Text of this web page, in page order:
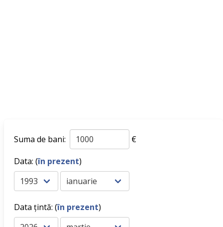
Suma de bani:
€
Data: (în prezent)
Data țintă: (în prezent)